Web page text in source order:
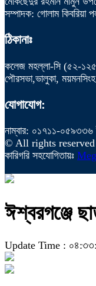
সম্পাদক: গোলাম কিবরিয়া
ঠিকানাঃ
কলেজ মহল্লা-সি (৫২-১২৫/
পৌরসভা,ভালুকা,
যোগাযোগ:
নাম্বার: ০১৭১১-
© All rights
কারিগরি সহযোগিতায়ঃ
ঈশ্বরগঞ্জে
Update Time :